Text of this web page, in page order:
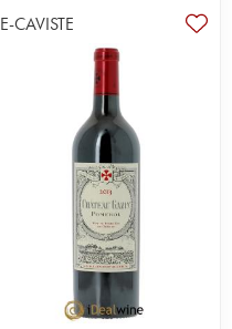
E-CAVISTE